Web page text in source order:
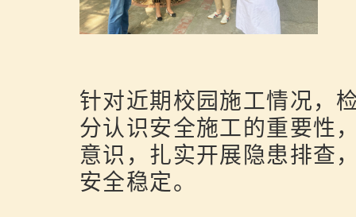
针对近期校园施工情况，
分认识安全施工的重要性
意识，扎实开展隐患排查
安全稳定。